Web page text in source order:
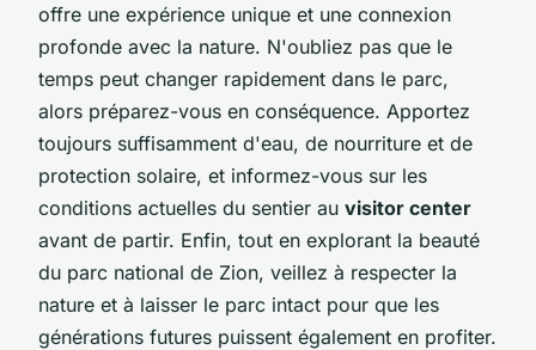
offre une expérience unique et une connexion
profonde avec la nature. N'oubliez pas que le
temps peut changer rapidement dans le parc,
alors préparez-vous en conséquence. Apportez
toujours suffisamment d'eau, de nourriture et de
protection solaire, et informez-vous sur les
conditions actuelles du sentier au visitor center
avant de partir. Enfin, tout en explorant la beauté
du parc national de Zion, veillez à respecter la
nature et à laisser le parc intact pour que les
générations futures puissent également en profiter.